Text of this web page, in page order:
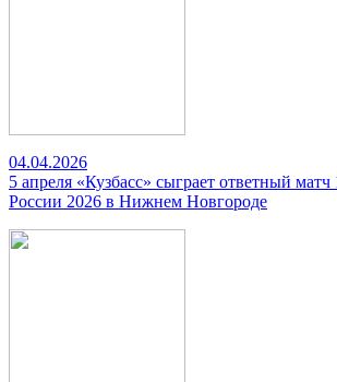
04.04.2026
5 апреля «Кузбасс» сыграет ответный
России 2026 в Нижнем Новгороде